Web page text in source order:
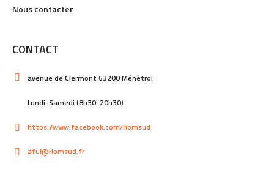
Nous contacter
CONTACT
avenue de Clermont 63200 Ménétrol
Lundi-Samedi (8h30-20h30)
https://www.facebook.com/riomsud
aful@riomsud.fr